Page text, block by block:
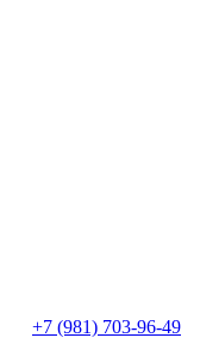
+7 (981) 703-96-49